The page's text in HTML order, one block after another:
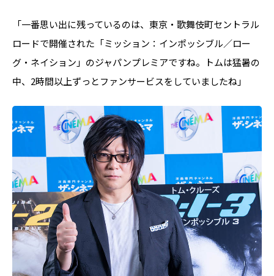
「一番思い出に残っているのは、東京・歌舞伎町セントラル
ロードで開催された「ミッション：インポッシブル／ロー
グ・ネイション」のジャパンプレミアですね。トムは猛暑の
中、2時間以上ずっとファンサービスをしていましたね」